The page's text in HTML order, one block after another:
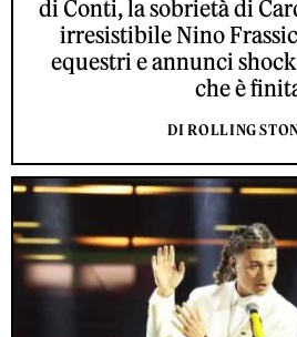
di Conti, la sobrietà di
irresistibile Nino
equestri e annunci
che è
DI ROLLING